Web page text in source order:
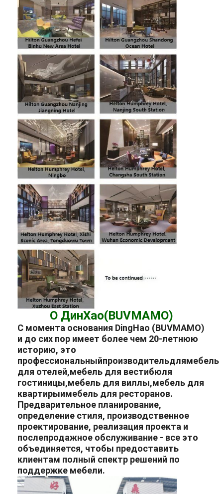
О ДинХао(BUVMAMO)
С момента основания DingHao (BUVMAMO)
и до сих пор имеет более чем 20-летнюю
историю, это
профессиональныйпроизводительдлямебель
для отелей,мебель для вестибюля
гостиницы,мебель для виллы,мебель для
квартирыимебель для ресторанов.
Предварительное планирование,
определение стиля, производственное
проектирование, реализация проекта и
послепродажное обслуживание - все это
объединяется, чтобы предоставить
клиентам полный спектр решений по
поддержке мебели.